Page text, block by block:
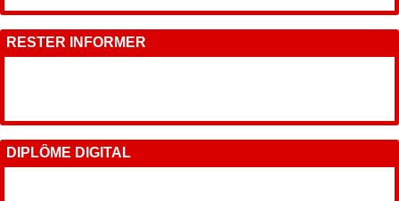
RESTER INFORMER
DIPLÔME DIGITAL